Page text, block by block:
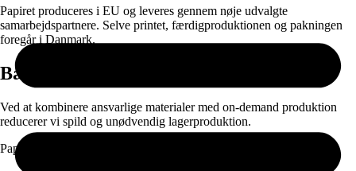
Papiret produceres i EU og leveres gennem nøje udvalgte
samarbejdspartnere. Selve printet, færdigproduktionen og pakningen
foregår i Danmark.
Bæredygtighed
Ved at kombinere ansvarlige materialer med on-demand produktion
reducerer vi spild og unødvendig lagerproduktion.
Papir og emballage kan sorteres til genanvendelse efter brug.